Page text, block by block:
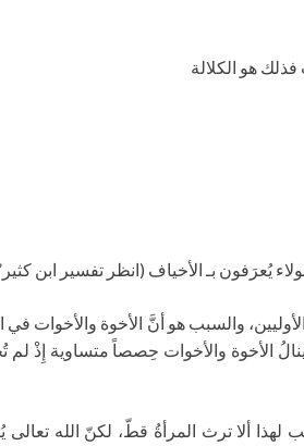
هو الكلالة
بـ الأخياف (انظر تفسير ابن كثير” 3/
والسبب هو أنَّ الأخوة والأخوات
الأخوة والأخوات حِصصاً متساوية إِذْ لم
ألا ترث المرأةُ قطّ، لكنّ الله